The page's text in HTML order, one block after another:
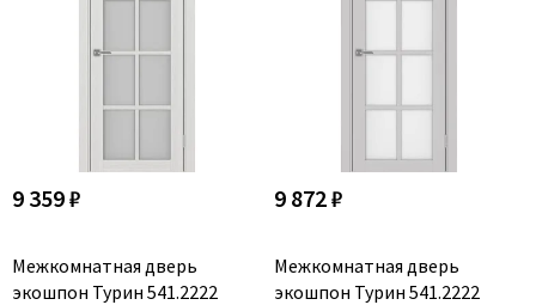
9 359 ₽
Межкомнатная дверь
экошпон Турин 541.2222
9 872 ₽
Межкомнатная дверь
экошпон Турин 541.2222